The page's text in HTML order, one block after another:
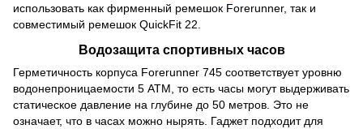
использовать как фирменный ремешок Forerunner, так и
совместимый ремешок QuickFit 22.
Водозащита спортивных часов
Герметичность корпуса Forerunner 745 соответствует уровню
водонепроницаемости 5 АТМ, то есть часы могут выдерживать
статическое давление на глубине до 50 метров. Это не
означает, что в часах можно нырять. Гаджет подходит для